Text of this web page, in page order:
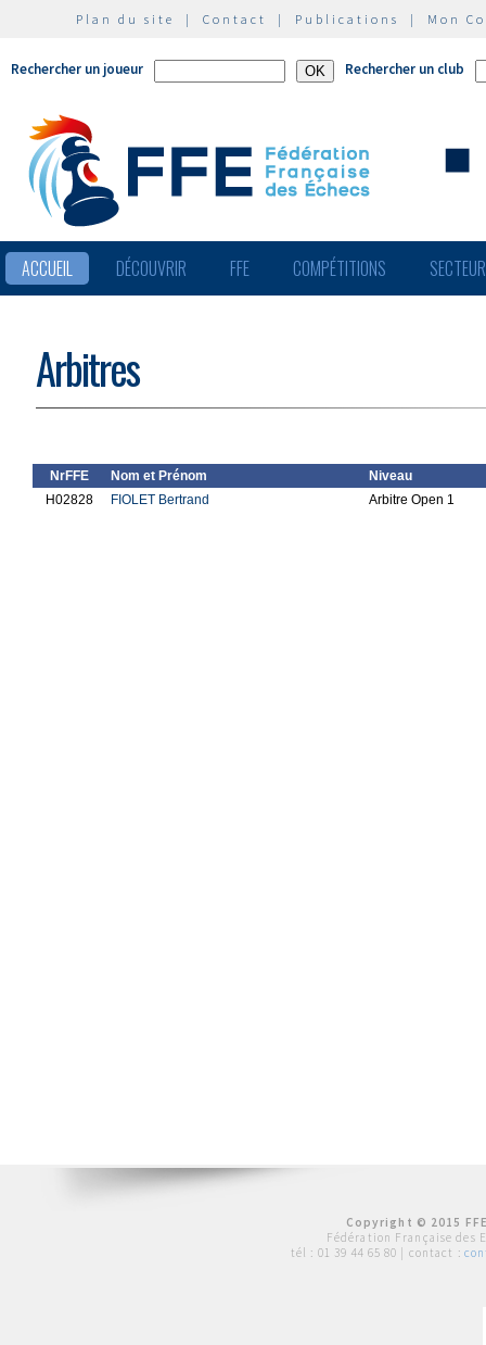
Plan du site | Contact | Publications | Mon
Rechercher un joueur Rechercher un club
ACCUEIL DÉCOUVRIR FFE COMPÉTITIONS
Arbitres
NrFFE Nom et Prénom
Niveau
H02828
FIOLET Bertrand Arbitre Open 1
Copyright © 2015
Fédération Française des
tél : 01 39 44 65 80 | contact :